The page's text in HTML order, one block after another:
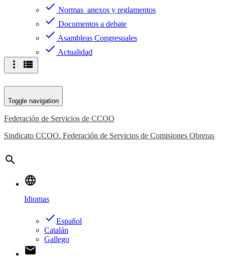
check Normas anexos y reglamentos
check Documentos a debate
check Asambleas Congresuales
check Actualidad
more_vert view_list
Toggle navigation
Federación de Servicios de CCOO
Sindicato CCOO. Federación de Servicios de Comisiones Obreras
search
language
Idiomas
doneEspañol
Catalán
Gallego
email